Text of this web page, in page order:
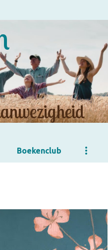
Boekenclub